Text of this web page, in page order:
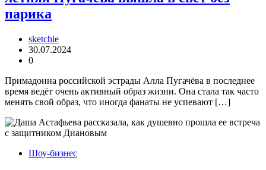
парика
sketchie
30.07.2024
0
Примадонна российской эстрады Алла Пугачёва в последнее
время ведёт очень активный образ жизни. Она стала так часто
менять свой образ, что иногда фанаты не успевают […]
Шоу-бизнес